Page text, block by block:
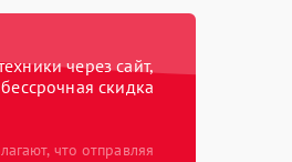
через сайт,
скидка
что отправляя